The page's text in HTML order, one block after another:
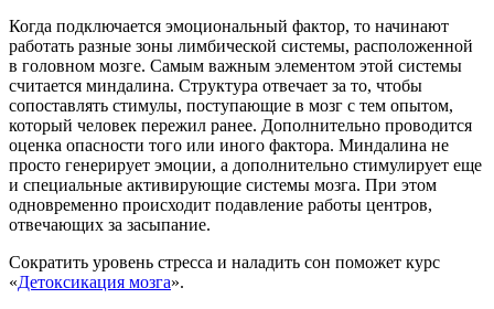
Когда подключается эмоциональный фактор, то начинают
работать разные зоны лимбической системы, расположенной
в головном мозге. Самым важным элементом этой системы
считается миндалина. Структура отвечает за то, чтобы
сопоставлять стимулы, поступающие в мозг с тем опытом,
который человек пережил ранее. Дополнительно проводится
оценка опасности того или иного фактора. Миндалина не
просто генерирует эмоции, а дополнительно стимулирует еще
и специальные активирующие системы мозга. При этом
одновременно происходит подавление работы центров,
отвечающих за засыпание.
Сократить уровень стресса и наладить сон поможет курс
«Детоксикация мозга».